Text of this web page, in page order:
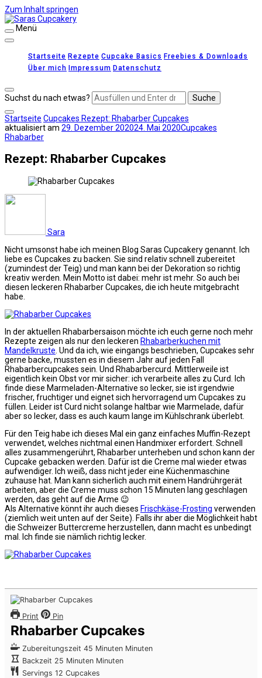
Zum Inhalt springen
Menü
Startseite Rezepte Cupcake Basics Freebies & Downloads
Über mich Impressum Datenschutz
Suchst du nach etwas?
Startseite Cupcakes Rezept: Rhabarber Cupcakes
aktualisiert am 29. Dezember 202024. Mai 2020Cupcakes
Rhabarber
Rezept: Rhabarber Cupcakes
Sara
Nicht umsonst habe ich meinen Blog Saras Cupcakery genannt. Ich
liebe es Cupcakes zu backen. Sie sind relativ schnell zubereitet
(zumindest der Teig) und man kann bei der Dekoration so richtig
kreativ werden. Mein Motto ist dabei: mehr ist mehr. So auch bei
diesen leckeren Rhabarber Cupcakes, die ich heute mitgebracht
habe.
In der aktuellen Rhabarbersaison möchte ich euch gerne noch mehr
Rezepte zeigen als nur den leckeren Rhabarberkuchen mit
Mandelkruste . Und da ich, wie eingangs beschrieben, Cupcakes sehr
gerne backe, mussten es in diesem Jahr auf jeden Fall
Rhabarbercupcakes sein. Und Rhabarbercurd. Mittlerweile ist
eigentlich kein Obst vor mir sicher: ich verarbeite alles zu Curd. Ich
finde diese Marmeladen-Alternative so lecker, sie ist irgendwie
frischer, fruchtiger und eignet sich hervorragend um Cupcakes zu
füllen. Leider ist Curd nicht solange haltbar wie Marmelade, dafür
aber so lecker, dass es auch kaum lange im Kühlschrank überlebt.
Für den Teig habe ich dieses Mal ein ganz einfaches Muffin-Rezept
verwendet, welches nichtmal einen Handmixer erfordert. Schnell
alles zusammengerührt, Rhabarber unterheben und schon kann der
Cupcake gebacken werden. Dafür ist die Creme mal wieder etwas
aufwendiger. Ich weiß, dass nicht jeder eine Küchenmaschine
zuhause hat. Man kann sicherlich auch mit einem Handrührgerät
arbeiten, aber die Creme muss schon 15 Minuten lang geschlagen
werden, das geht auf die Arme 😉
Als Alternative könnt ihr auch dieses Frischkäse-Frosting verwenden
(ziemlich weit unten auf der Seite). Falls ihr aber die Möglichkeit habt
die Schweizer Buttercreme herzustellen, dann macht es unbedingt
mal. Ich finde sie nämlich richtig lecker.
Print Pin
Rhabarber Cupcakes
Zubereitungszeit 45 Minuten Minuten
Backzeit 25 Minuten Minuten
Servings 12 Cupcakes